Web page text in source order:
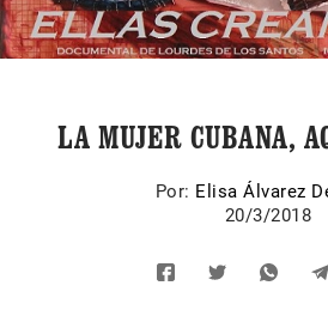
LA MUJER CUBANA,
Por: Elisa Álvarez
20/3/2018